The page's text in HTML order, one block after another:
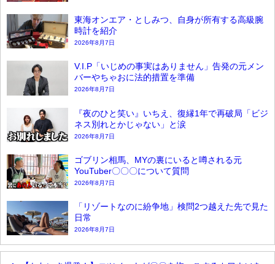
東海オンエア・としみつ、自身が所有する高級腕
時計を紹介
2026年8月7日
V.I.P「いじめの事実はありません」告発の元メン
バーやちゃおに法的措置を準備
2026年8月7日
『夜のひと笑い』いちえ、復縁1年で再破局「ビジ
ネス別れとかじゃない」と涙
2026年8月7日
ゴブリン相馬、MYの裏にいると噂される元
YouTuber〇〇〇について質問
2026年8月7日
「リゾートなのに紛争地」検問2つ越えた先で見た
日常
2026年8月7日